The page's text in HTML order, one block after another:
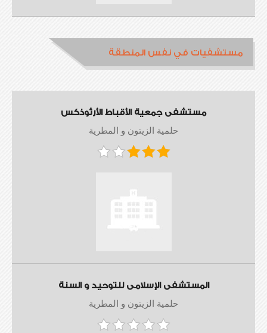
مستشفيات في نفس المنطقة
مستشفى جمعية الأقباط الأرثوذكس
حلمية الزيتون و المطرية
المستشفى الإسلامى للتوحيد و السنة
حلمية الزيتون و المطرية